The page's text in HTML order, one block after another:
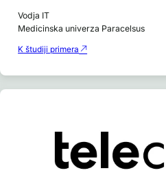
Vodja IT
Medicinska univerza Paracelsus
K študiji primera